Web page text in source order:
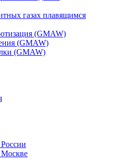
газах плавящимся
(GMAW)
(GMAW)
(GMAW)
Москве